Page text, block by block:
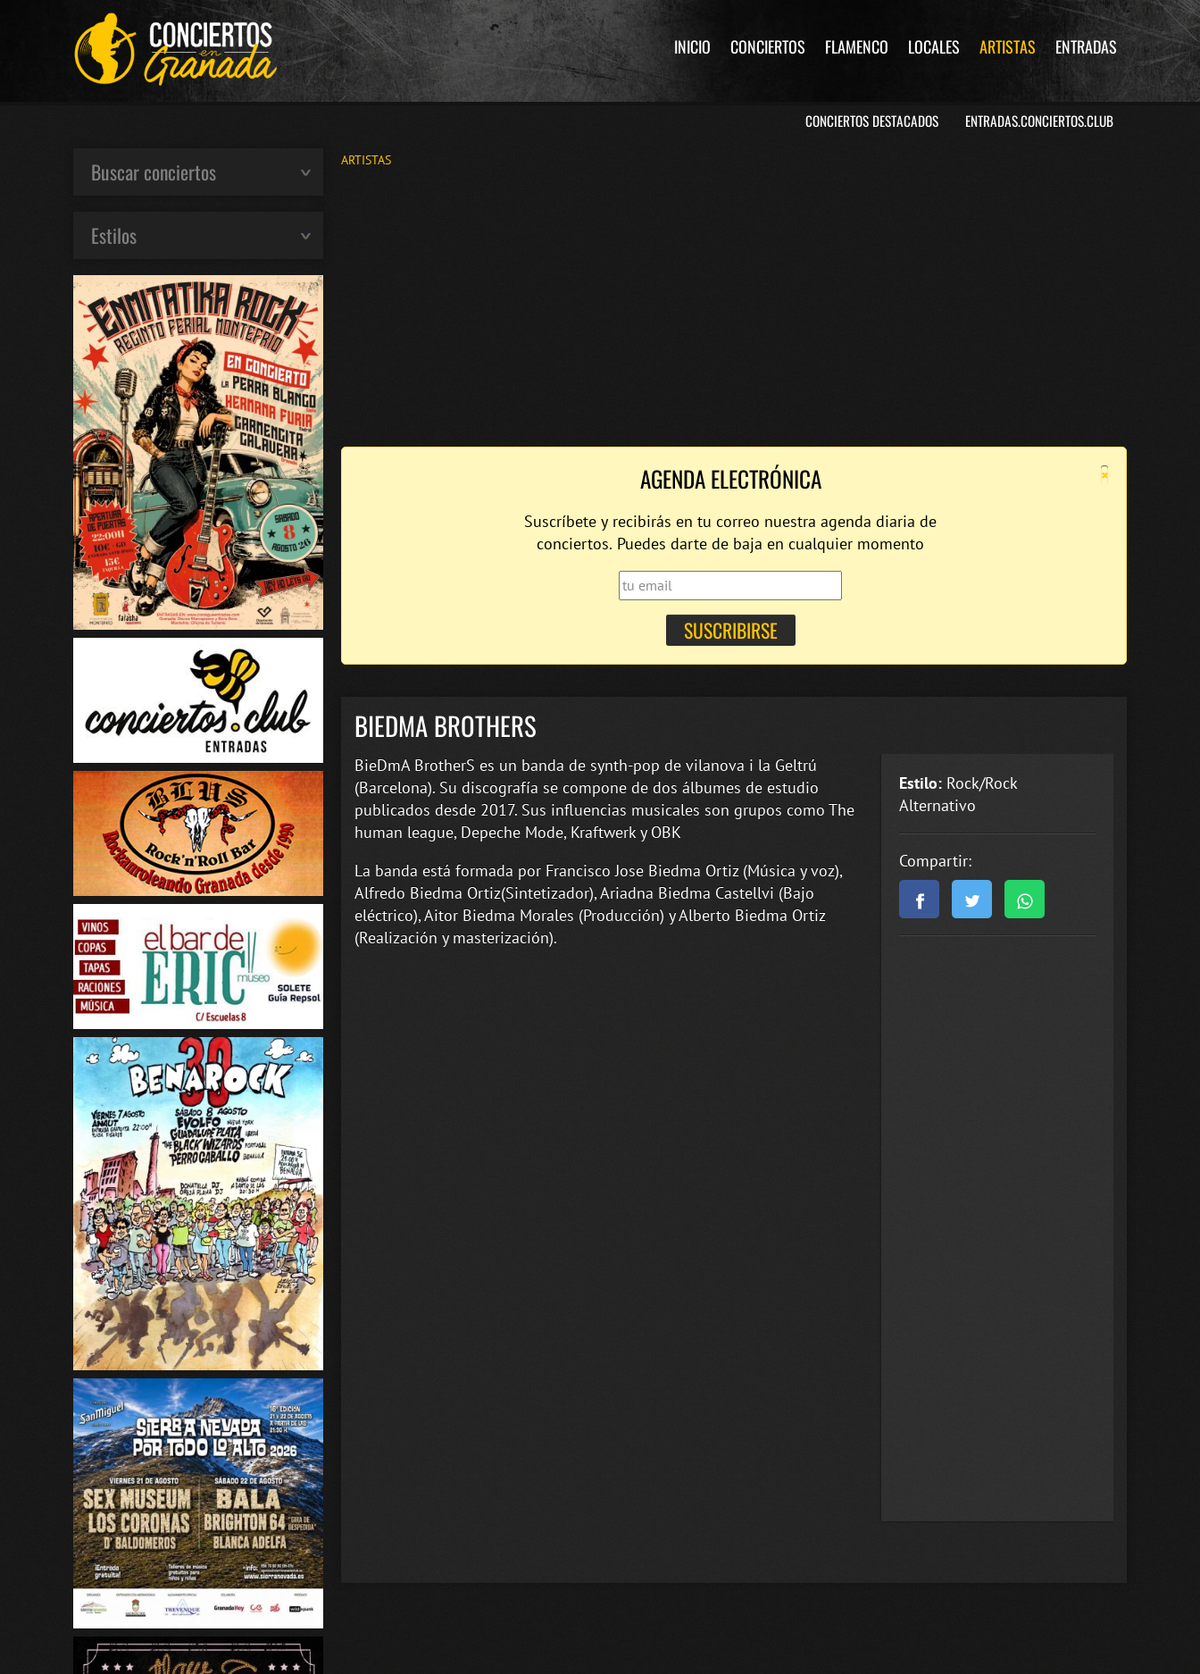
INICIO CONCIERTOS FLAMENCO LOCALES ARTISTAS ENTRADAS
CONCIERTOS DESTACADOS ENTRADAS.CONCIERTOS.CLUB
ARTISTAS
×
AGENDA ELECTRÓNICA
Suscríbete y recibirás en tu correo nuestra agenda diaria de
conciertos. Puedes darte de baja en cualquier momento
BIEDMA BROTHERS
Estilo: Rock/Rock
Alternativo
Compartir:
BieDmA BrotherS es un banda de synth-pop de vilanova i la Geltrú
(Barcelona). Su discografía se compone de dos álbumes de estudio
publicados desde 2017. Sus influencias musicales son grupos como The
human league, Depeche Mode, Kraftwerk y OBK
La banda está formada por Francisco Jose Biedma Ortiz (Música y voz),
Alfredo Biedma Ortiz(Sintetizador), Ariadna Biedma Castellvi (Bajo
eléctrico), Aitor Biedma Morales (Producción) y Alberto Biedma Ortiz
(Realización y masterización).
Buscar conciertos
Estilos